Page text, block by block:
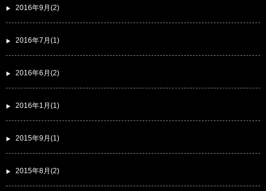
2016年9月(2)
2016年7月(1)
2016年6月(2)
2016年1月(1)
2015年9月(1)
2015年8月(2)